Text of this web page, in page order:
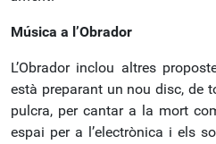
Música a l’Obrador
L’Obrador inclou altres
està preparant un nou disc, de
pulcra, per cantar a la mort
espai per a l’electrònica i els